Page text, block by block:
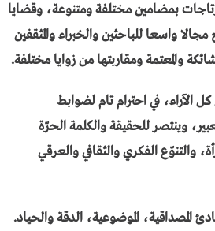
بمضامين مختلفة ومتنوعة، وقضايا
واسعا للباحثين والخبراء والمثقفين
والمعتمة ومقاربتها من زوايا مختلفة.
الآراء، في احترام تام لضوابط
وينتصر للحقيقة والكلمة الحرّة
والتنوّع الفكري والثقافي والعرقي
المصداقية، الموضوعية، الدقة والحياد.